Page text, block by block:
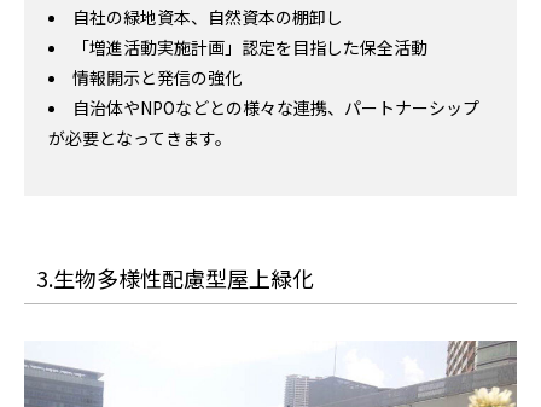
自社の緑地資本、自然資本の棚卸し
「増進活動実施計画」認定を目指した保全活動
情報開示と発信の強化
自治体やNPOなどとの様々な連携、パートナーシップ
が必要となってきます。
3.生物多様性配慮型屋上緑化